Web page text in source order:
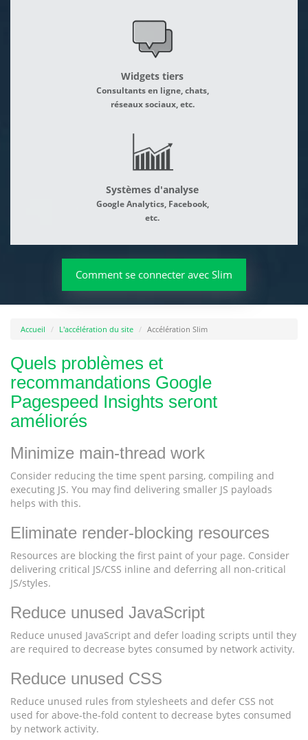
Widgets tiers
Consultants en ligne, chats,
réseaux sociaux, etc.
Systèmes d'analyse
Google Analytics, Facebook,
etc.
Comment se connecter avec Slim
Accueil L'accélération du site Accélération Slim
Quels problèmes et
recommandations Google
Pagespeed Insights seront
améliorés
Minimize main-thread work
Consider reducing the time spent parsing, compiling and
executing JS. You may find delivering smaller JS payloads
helps with this.
Eliminate render-blocking resources
Resources are blocking the first paint of your page. Consider
delivering critical JS/CSS inline and deferring all non-critical
JS/styles.
Reduce unused JavaScript
Reduce unused JavaScript and defer loading scripts until they
are required to decrease bytes consumed by network activity.
Reduce unused CSS
Reduce unused rules from stylesheets and defer CSS not
used for above-the-fold content to decrease bytes consumed
by network activity.